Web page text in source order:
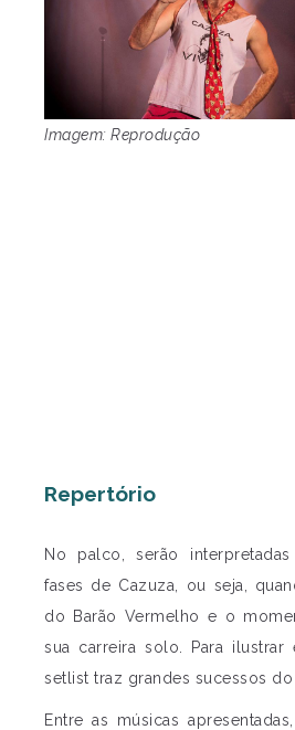
Imagem: Reprodução
Repertório
No palco, serão
fases de Cazuza, ou seja,
do Barão Vermelho e o
sua carreira solo. Para ilustrar
setlist traz grandes sucessos do
Entre as músicas